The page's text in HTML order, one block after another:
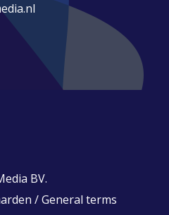
BV.
/General terms